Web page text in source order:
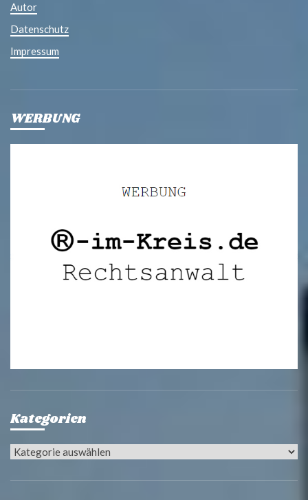
Autor
Datenschutz
Impressum
WERBUNG
Kategorien
Kategorien